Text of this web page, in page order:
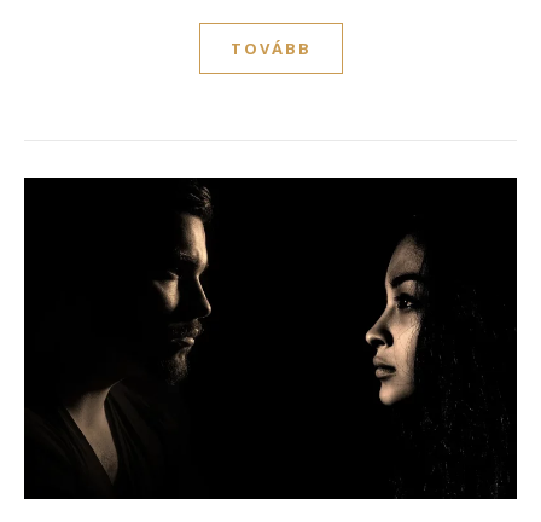
TOVÁBB